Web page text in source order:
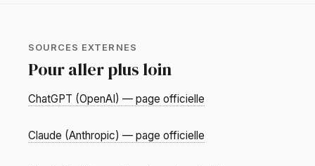
SOURCES EXTERNES
Pour aller plus loin
ChatGPT (OpenAI) — page officielle
Claude (Anthropic) — page officielle